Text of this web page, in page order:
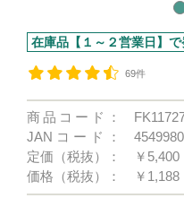
在庫品【１～２営業日】で
69件
商品コード：
JANコード：
定価（税抜）：
￥5,400
価格（税抜）：
￥1,188